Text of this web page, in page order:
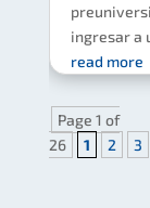
ingresar a
read more
Page 1 of
26
1 2 3